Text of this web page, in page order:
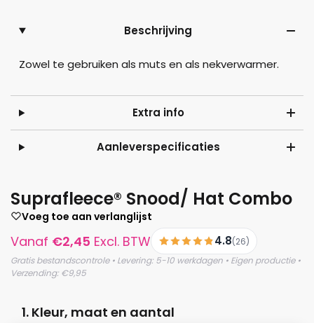
Beschrijving
Zowel te gebruiken als muts en als nekverwarmer.
Extra info
Aanleverspecificaties
Suprafleece® Snood/ Hat Combo
Voeg toe aan verlanglijst
Vanaf €2,45 Excl. BTW 4.8(26)
Gratis bestandscontrole • Levering: 5-10 werkdagen • Eigen productie •
Verzending: €9,95
1. Kleur, maat en aantal